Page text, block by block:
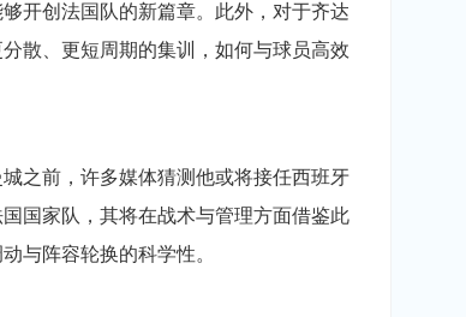
开创法国队的新篇章。此外，对于齐达
散、更短周期的集训，如何与球员高效
之前，许多媒体猜测他或将接任西班牙
国家队，其将在战术与管理方面借鉴此
与阵容轮换的科学性。